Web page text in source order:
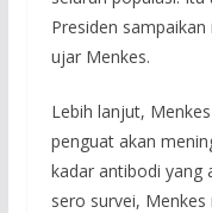
Presiden
ujar Menkes.
Lebih lanjut,
penguat akan
kadar antibodi yang
sero survei,